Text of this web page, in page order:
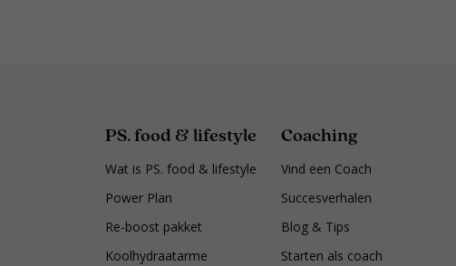
PS. food & lifestyle
Wat is PS. food & lifestyle
Power Plan
Re-boost pakket
Koolhydraatarme
Coaching
Vind een Coach
Succesverhalen
Blog & Tips
Starten als coach